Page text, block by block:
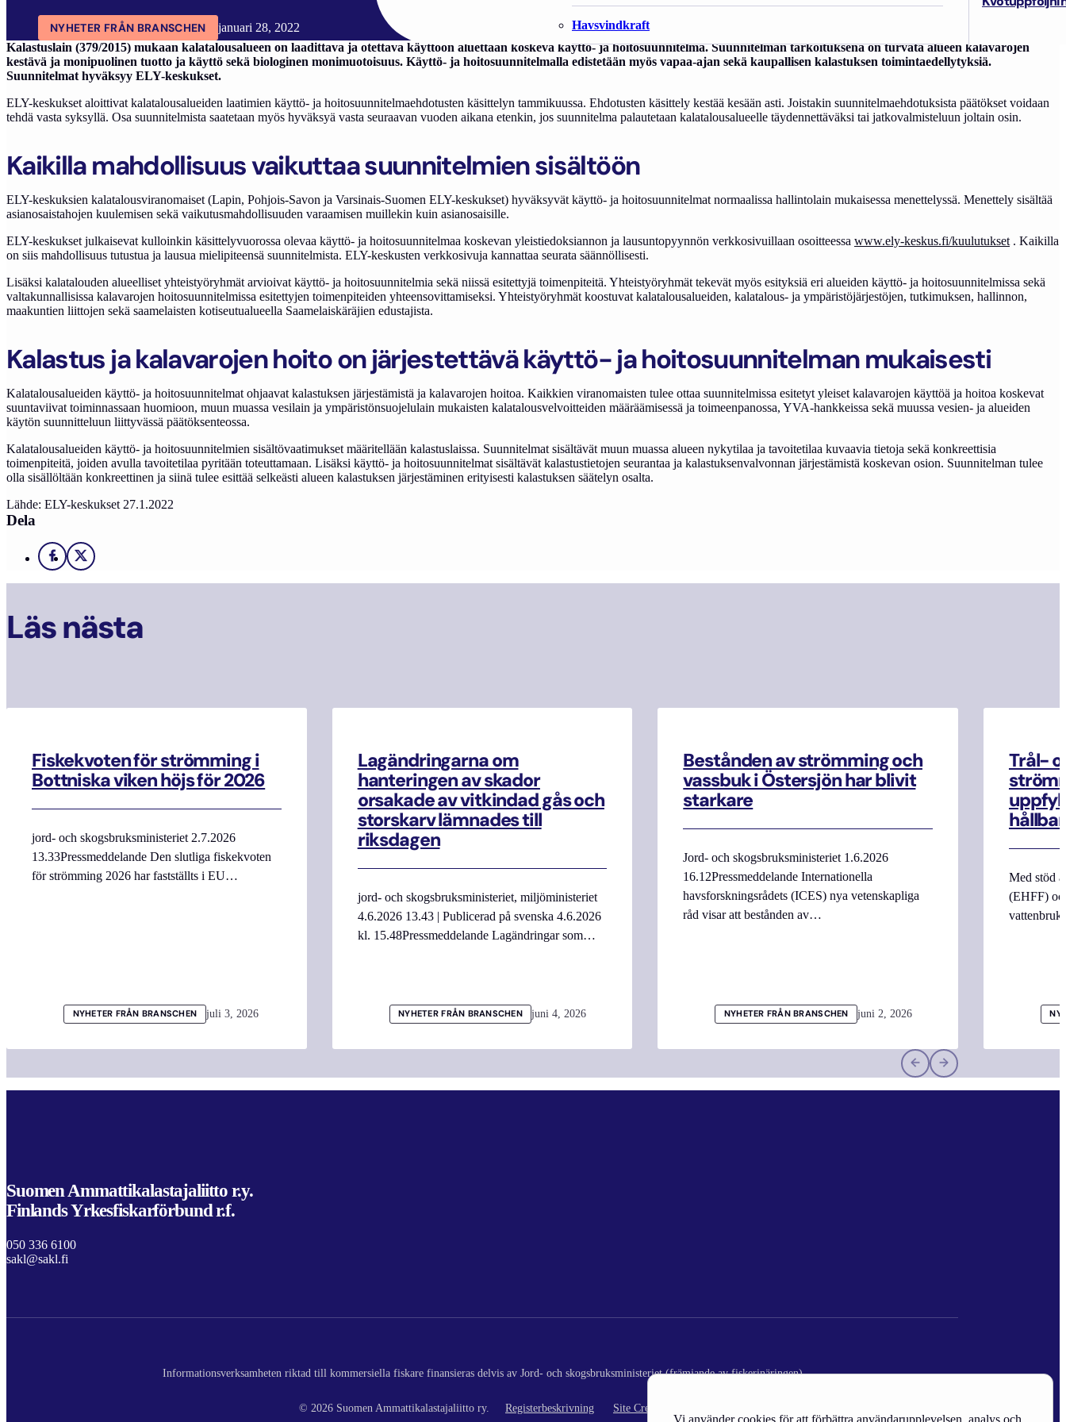
Vi använder cookies för att förbättra användarupplevelsen, analys och
Havsvindkraft
NYHETER FRÅN BRANSCHEN
januari 28, 2022
Kalastuslain (379/2015) mukaan kalatalousalueen on laadittava ja otettava käyttöön aluettaan koskeva käyttö- ja hoitosuunnitelma. Suunnitelman tarkoituksena on turvata alueen kalavarojen
kestävä ja monipuolinen tuotto ja käyttö sekä biologinen monimuotoisuus. Käyttö- ja hoitosuunnitelmalla edistetään myös vapaa-ajan sekä kaupallisen kalastuksen toimintaedellytyksiä.
Suunnitelmat hyväksyy ELY-keskukset.
ELY-keskukset aloittivat kalatalousalueiden laatimien käyttö- ja hoitosuunnitelmaehdotusten käsittelyn tammikuussa. Ehdotusten käsittely kestää kesään asti. Joistakin suunnitelmaehdotuksista päätökset voidaan
tehdä vasta syksyllä. Osa suunnitelmista saatetaan myös hyväksyä vasta seuraavan vuoden aikana etenkin, jos suunnitelma palautetaan kalatalousalueelle täydennettäväksi tai jatkovalmisteluun joltain osin.
Kaikilla mahdollisuus vaikuttaa suunnitelmien sisältöön
ELY-keskuksien kalatalousviranomaiset (Lapin, Pohjois-Savon ja Varsinais-Suomen ELY-keskukset) hyväksyvät käyttö- ja hoitosuunnitelmat normaalissa hallintolain mukaisessa menettelyssä. Menettely sisältää
asianosaistahojen kuulemisen sekä vaikutusmahdollisuuden varaamisen muillekin kuin asianosaisille.
ELY-keskukset julkaisevat kulloinkin käsittelyvuorossa olevaa käyttö- ja hoitosuunnitelmaa koskevan yleistiedoksiannon ja lausuntopyynnön verkkosivuillaan osoitteessa www.ely-keskus.fi/kuulutukset . Kaikilla
on siis mahdollisuus tutustua ja lausua mielipiteensä suunnitelmista. ELY-keskusten verkkosivuja kannattaa seurata säännöllisesti.
Lisäksi kalatalouden alueelliset yhteistyöryhmät arvioivat käyttö- ja hoitosuunnitelmia sekä niissä esitettyjä toimenpiteitä. Yhteistyöryhmät tekevät myös esityksiä eri alueiden käyttö- ja hoitosuunnitelmissa sekä
valtakunnallisissa kalavarojen hoitosuunnitelmissa esitettyjen toimenpiteiden yhteensovittamiseksi. Yhteistyöryhmät koostuvat kalatalousalueiden, kalatalous- ja ympäristöjärjestöjen, tutkimuksen, hallinnon,
maakuntien liittojen sekä saamelaisten kotiseutualueella Saamelaiskäräjien edustajista.
Kalastus ja kalavarojen hoito on järjestettävä käyttö- ja hoitosuunnitelman mukaisesti
Kalatalousalueiden käyttö- ja hoitosuunnitelmat ohjaavat kalastuksen järjestämistä ja kalavarojen hoitoa. Kaikkien viranomaisten tulee ottaa suunnitelmissa esitetyt yleiset kalavarojen käyttöä ja hoitoa koskevat
suuntaviivat toiminnassaan huomioon, muun muassa vesilain ja ympäristönsuojelulain mukaisten kalatalousvelvoitteiden määräämisessä ja toimeenpanossa, YVA-hankkeissa sekä muussa vesien- ja alueiden
käytön suunnitteluun liittyvässä päätöksenteossa.
Kalatalousalueiden käyttö- ja hoitosuunnitelmien sisältövaatimukset määritellään kalastuslaissa. Suunnitelmat sisältävät muun muassa alueen nykytilaa ja tavoitetilaa kuvaavia tietoja sekä konkreettisia
toimenpiteitä, joiden avulla tavoitetilaa pyritään toteuttamaan. Lisäksi käyttö- ja hoitosuunnitelmat sisältävät kalastustietojen seurantaa ja kalastuksenvalvonnan järjestämistä koskevan osion. Suunnitelman tulee
olla sisällöltään konkreettinen ja siinä tulee esittää selkeästi alueen kalastuksen järjestäminen erityisesti kalastuksen säätelyn osalta.
Lähde: ELY-keskukset 27.1.2022
Dela
Facebook
X
Läs nästa
Fiskekvoten för strömming i
Bottniska viken höjs för 2026
jord- och skogsbruksministeriet 2.7.2026
13.33Pressmeddelande Den slutliga fiskekvoten
för strömming 2026 har fastställts i EU…
NYHETER FRÅN BRANSCHEN juli 3, 2026
Lagändringarna om
hanteringen av skador
orsakade av vitkindad gås och
storskarv lämnades till
riksdagen
jord- och skogsbruksministeriet, miljöministeriet
4.6.2026 13.43 | Publicerad på svenska 4.6.2026
kl. 15.48Pressmeddelande Lagändringar som…
NYHETER FRÅN BRANSCHEN juni 4, 2026
Bestånden av strömming och
vassbuk i Östersjön har blivit
starkare
Jord- och skogsbruksministeriet 1.6.2026
16.12Pressmeddelande Internationella
havsforskningsrådets (ICES) nya vetenskapliga
råd visar att bestånden av…
NYHETER FRÅN BRANSCHEN juni 2, 2026
Trål-
Med stöd
(EHFF)
Suomen Ammattikalastajaliitto r.y.
Finlands Yrkesfiskarförbund r.f.
050 336 6100
sakl@sakl.fi
Informationsverksamheten riktad till kommersiella fiskare finansieras delvis av Jord- och skogsbruksministeriet (främjande av fiskerinäringen)
© 2026 Suomen Ammattikalastajaliitto ry. Registerbeskrivning Site Credits